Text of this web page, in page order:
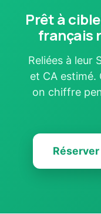
Prêt à
français
Reliées à leur
et CA
on chiffre